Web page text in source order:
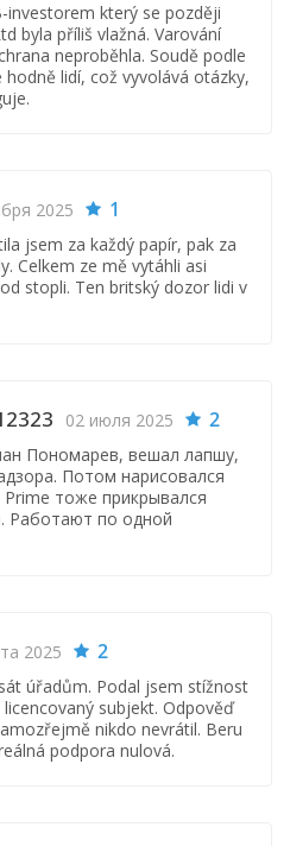
investorem který se později
byla příliš vlažná. Varování
neproběhla. Soudě podle
lidí, což vyvolává otázky,
2025 1
jsem za každý papír, pak za
Celkem ze mě vytáhli asi
stopli. Ten britský dozor lidi v
02 июля 2025 2
Пономарев, вешал лапшу,
Потом нарисовался
тоже прикрывался
Работают по одной
2025 2
úřadům. Podal jsem stížnost
subjekt. Odpověď
nikdo nevrátil. Beru
podpora nulová.